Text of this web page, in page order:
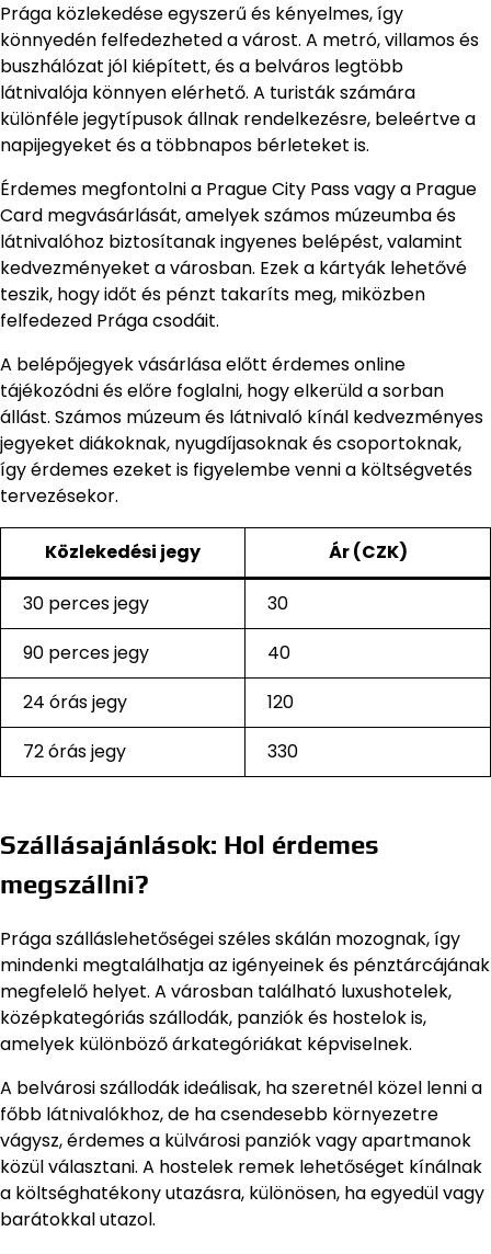
Prága közlekedése egyszerű és kényelmes, így
könnyedén felfedezheted a várost. A metró, villamos és
buszhálózat jól kiépített, és a belváros legtöbb
látnivalója könnyen elérhető. A turisták számára
különféle jegytípusok állnak rendelkezésre, beleértve a
napijegyeket és a többnapos bérleteket is.
Érdemes megfontolni a Prague City Pass vagy a Prague
Card megvásárlását, amelyek számos múzeumba és
látnivalóhoz biztosítanak ingyenes belépést, valamint
kedvezményeket a városban. Ezek a kártyák lehetővé
teszik, hogy időt és pénzt takaríts meg, miközben
felfedezed Prága csodáit.
A belépőjegyek vásárlása előtt érdemes online
tájékozódni és előre foglalni, hogy elkerüld a sorban
állást. Számos múzeum és látnivaló kínál kedvezményes
jegyeket diákoknak, nyugdíjasoknak és csoportoknak,
így érdemes ezeket is figyelembe venni a költségvetés
tervezésekor.
Közlekedési jegy Ár (CZK)
30 perces jegy
30
90 perces jegy
40
24 órás jegy
120
72 órás jegy
330
Szállásajánlások: Hol érdemes
megszállni?
Prága szálláslehetőségei széles skálán mozognak, így
mindenki megtalálhatja az igényeinek és pénztárcájának
megfelelő helyet. A városban található luxushotelek,
középkategóriás szállodák, panziók és hostelok is,
amelyek különböző árkategóriákat képviselnek.
A belvárosi szállodák ideálisak, ha szeretnél közel lenni a
főbb látnivalókhoz, de ha csendesebb környezetre
vágysz, érdemes a külvárosi panziók vagy apartmanok
közül választani. A hostelek remek lehetőséget kínálnak
a költséghatékony utazásra, különösen, ha egyedül vagy
barátokkal utazol.